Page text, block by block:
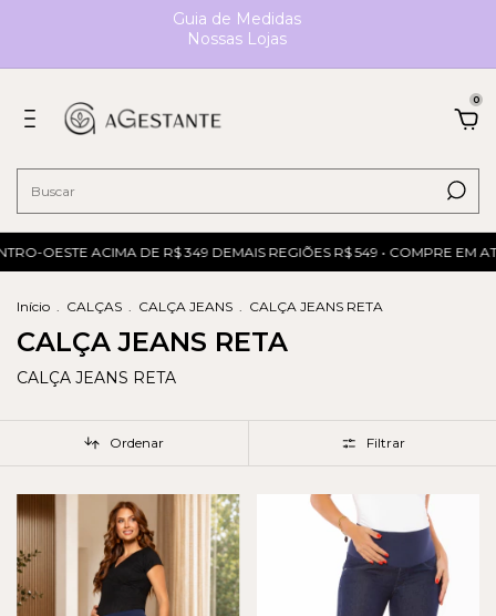
Guia de Medidas
Nossas Lojas
0
OESTE ACIMA DE R$ 349 DEMAIS REGIÕES R$ 549 • COMPRE
Início . CALÇAS . CALÇA JEANS . CALÇA JEANS RETA
CALÇA JEANS RETA
CALÇA JEANS RETA
Ordenar Filtrar